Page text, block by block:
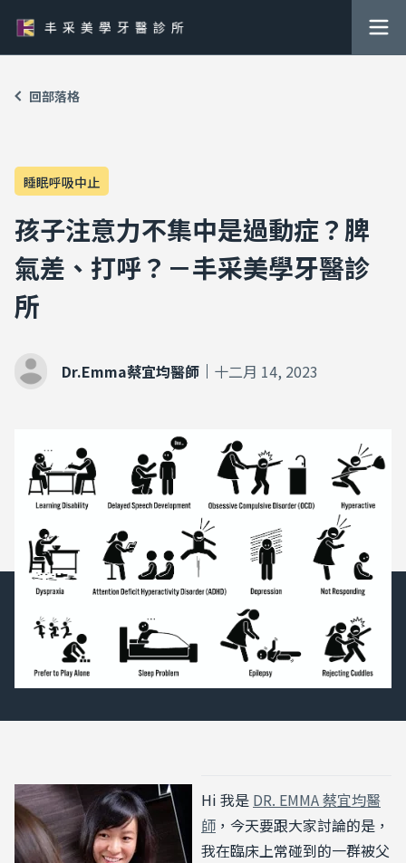
回部落格
睡眠呼吸中止
孩子注意力不集中是過動症？脾
氣差、打呼？－丰采美學牙醫診
所
Dr.Emma蔡宜均醫師 十二月 14, 2023
Hi 我是 DR. EMMA 蔡宜均醫
師 ，今天要跟大家討論的是，
我在臨床上常碰到的一群被父